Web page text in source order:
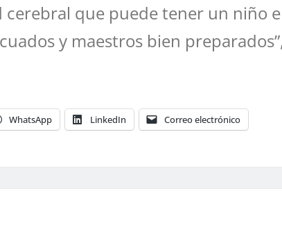
que puede tener un niño
y maestros bien
WhatsApp LinkedIn Correo electrónico